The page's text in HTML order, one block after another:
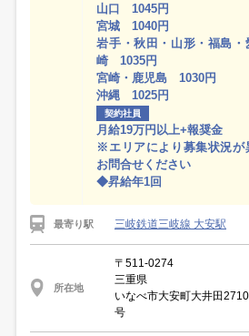
山口 1045円
宮城 1040円
岩手・秋田・山形・福島
崎 1035円
宮崎・鹿児島 1030円
沖縄 1025円
契約社員
月給19万円以上+報奨金
※エリアにより募集状況が
お問合せください
◆昇給年1回
最寄り駅 三岐鉄道三岐線 大安駅
所在地
〒511-0274
三重県
いなべ市大安町大井田
号